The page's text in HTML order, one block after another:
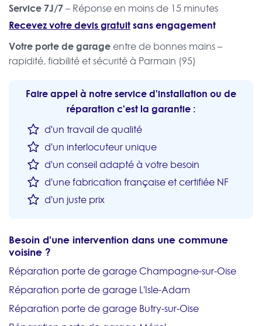
Service 7J/7– Réponse en moins de 15 minutes
Recevez votre devis gratuitsans engagement
Votre porte de garage entre de bonnes mains –
rapidité, fiabilité et sécurité à Parmain (95)
Faire appel à notre service d'installation ou de
réparation c'est la garantie :
d'un travail de qualité
d'un interlocuteur unique
d'un conseil adapté à votre besoin
d'une fabrication française et certifiée NF
d'un juste prix
Besoin d'une intervention dans une commune
voisine ?
Réparation porte de garage Champagne-sur-Oise
Réparation porte de garage L'Isle-Adam
Réparation porte de garage Butry-sur-Oise